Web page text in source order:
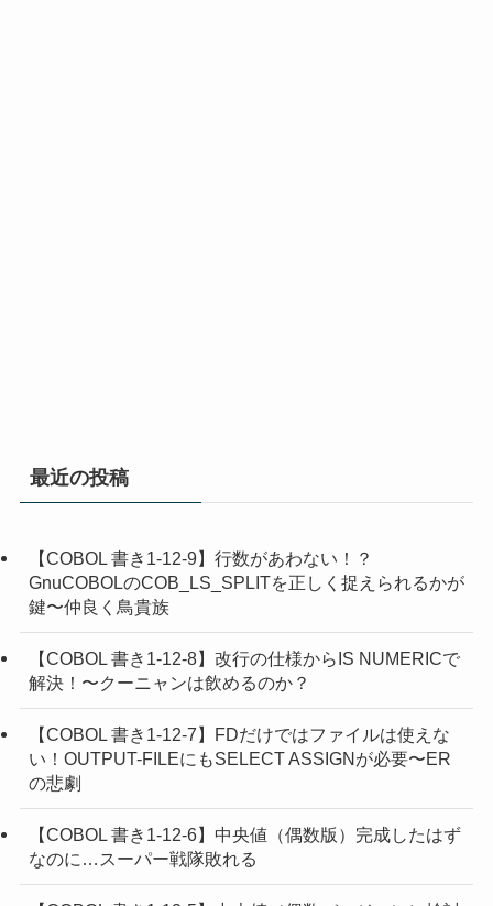
最近の投稿
【COBOL 書き1-12-9】行数があわない！？
GnuCOBOLのCOB_LS_SPLITを正しく捉えられるかが
鍵〜仲良く鳥貴族
【COBOL 書き1-12-8】改行の仕様からIS NUMERICで
解決！〜クーニャンは飲めるのか？
【COBOL 書き1-12-7】FDだけではファイルは使えな
い！OUTPUT-FILEにもSELECT ASSIGNが必要〜ER
の悲劇
【COBOL 書き1-12-6】中央値（偶数版）完成したはず
なのに…スーパー戦隊敗れる